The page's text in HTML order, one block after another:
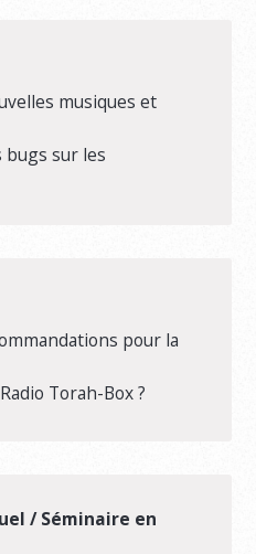
musiques et
bugs sur les
pour la
Torah-Box ?
/ Séminaire en